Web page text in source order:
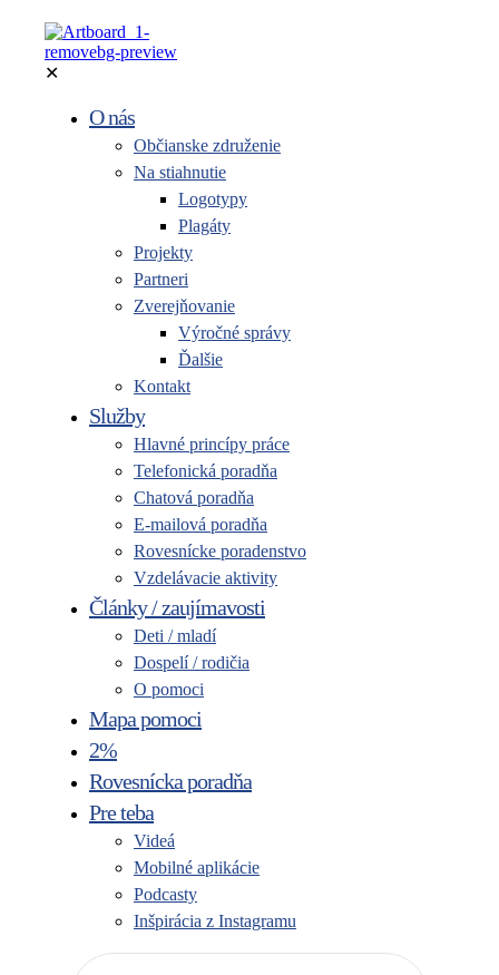
✕
O nás
Občianske združenie
Na stiahnutie
Logotypy
Plagáty
Projekty
Partneri
Zverejňovanie
Výročné správy
Ďalšie
Kontakt
Služby
Hlavné princípy práce
Telefonická poradňa
Chatová poradňa
E-mailová poradňa
Rovesnícke poradenstvo
Vzdelávacie aktivity
Články / zaujímavosti
Deti / mladí
Dospelí / rodičia
O pomoci
Mapa pomoci
2%
Rovesnícka poradňa
Pre teba
Videá
Mobilné aplikácie
Podcasty
Inšpirácia z Instagramu